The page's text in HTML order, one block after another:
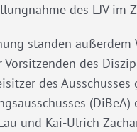
des LJV im
standen
Vorsitzenden des
des
und Kai-Ulrich